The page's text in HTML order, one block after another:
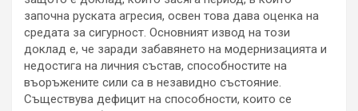
започна руската агресия, освен това дава оценка на
средата за сигурност. Основният извод на този
доклад е, че заради забавянето на модернизацията и
недостига на личния състав, способностите на
въоръжените сили са в незавидно състояние.
Съществува дефицит на способности, които се